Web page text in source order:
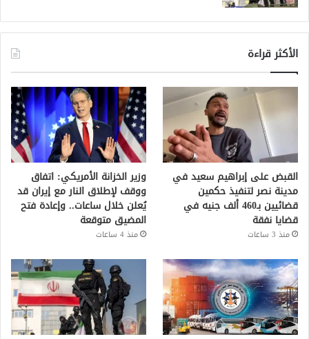
الأكثر قراءة
القبض على إبراهيم سعيد في
مدينة نصر لتنفيذ حكمين
قضائيين بـ460 ألف جنيه في
قضايا نفقة
منذ 3 ساعات
وزير الخزانة الأمريكي: اتفاق
ووقف لإطلاق النار مع إيران قد
يُعلن خلال ساعات.. وإعادة فتح
المضيق متوقعة
منذ 4 ساعات